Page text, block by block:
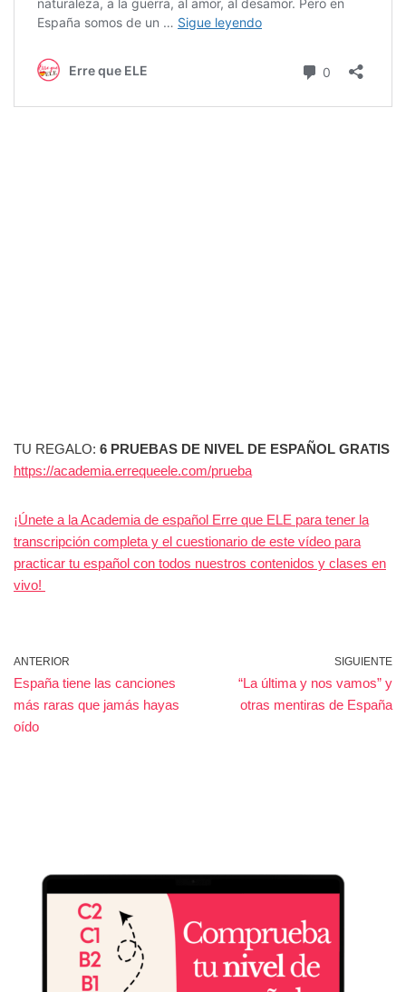
TU REGALO: 6 PRUEBAS DE NIVEL DE ESPAÑOL GRATIS
https://academia.errequeele.com/prueba
¡Únete a la Academia de español Erre que ELE para tener la
transcripción completa y el cuestionario de este vídeo para
practicar tu español con todos nuestros contenidos y clases en
vivo!
ANTERIOR
España tiene las canciones
más raras que jamás hayas
oído
SIGUIENTE
“La última y nos vamos” y
otras mentiras de España